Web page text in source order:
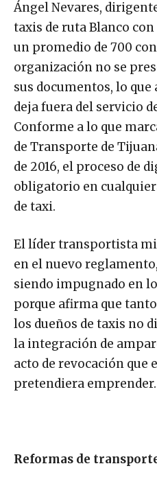
Ángel Nevares,
taxis de ruta Blanco
un promedio de 700
organización no se
sus documentos, lo
deja fuera del servicio
Conforme a lo que
de Transporte de
de 2016, el proceso de
obligatorio en
de taxi.
El líder transportista
en el nuevo
siendo impugnado en
porque afirma que
los dueños de taxis no
la integración de
acto de revocación
pretendiera emprender.
Reformas de